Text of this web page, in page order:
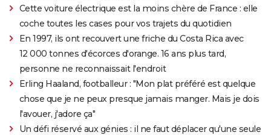
Cette voiture électrique est la moins chère de France : elle
coche toutes les cases pour vos trajets du quotidien
En 1997, ils ont recouvert une friche du Costa Rica avec
12 000 tonnes d'écorces d'orange. 16 ans plus tard,
personne ne reconnaissait l'endroit
Erling Haaland, footballeur : "Mon plat préféré est quelque
chose que je ne peux presque jamais manger. Mais je dois
l'avouer, j'adore ça"
Un défi réservé aux génies : il ne faut déplacer qu'une seule